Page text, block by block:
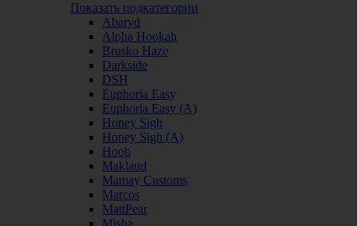
Показать подкатегории
Abaryd
Alpha Hookah
Brusko Haze
Darkside
DSH
Euphoria Easy
Euphoria Easy (А)
Honey Sigh
Honey Sigh (А)
Hoob
Maklaud
Mamay Customs
Marcos
MattPear
Misha